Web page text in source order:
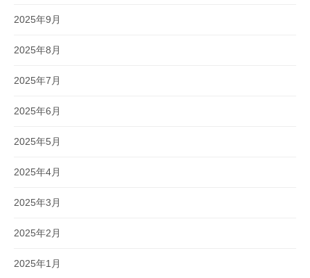
2025年9月
2025年8月
2025年7月
2025年6月
2025年5月
2025年4月
2025年3月
2025年2月
2025年1月